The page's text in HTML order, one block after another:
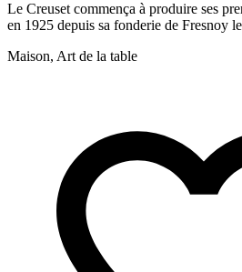
Le Creuset commença à produire ses
en 1925 depuis sa fonderie de Fresnoy
Maison, Art de la table